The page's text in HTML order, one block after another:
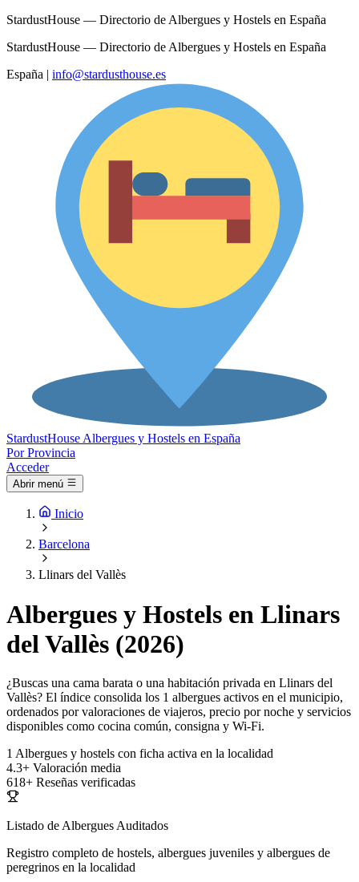
StardustHouse — Directorio de Albergues y Hostels en España
StardustHouse — Directorio de Albergues y Hostels en España
España | info@stardusthouse.es
StardustHouse Albergues y Hostels en España
Por Provincia
Acceder
Abrir menú
Inicio
Barcelona
Llinars del Vallès
Albergues y Hostels en Llinars
del Vallès (2026)
¿Buscas una cama barata o una habitación privada en Llinars del
Vallès? El índice consolida los 1 albergues activos en el municipio,
ordenados por valoraciones de viajeros, precio por noche y servicios
disponibles como cocina común, consigna y Wi-Fi.
1 Albergues y hostels con ficha activa en la localidad
4.3+ Valoración media
618+ Reseñas verificadas
Listado de Albergues Auditados
Registro completo de hostels, albergues juveniles y albergues de
peregrinos en la localidad